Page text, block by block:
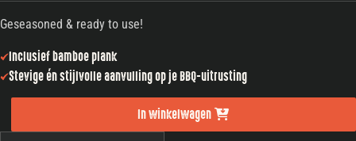
Geseasoned & ready to use!
Inclusief bamboe plank
Stevige én stijlvolle aanvulling op je BBQ-uitrusting
In winkelwagen